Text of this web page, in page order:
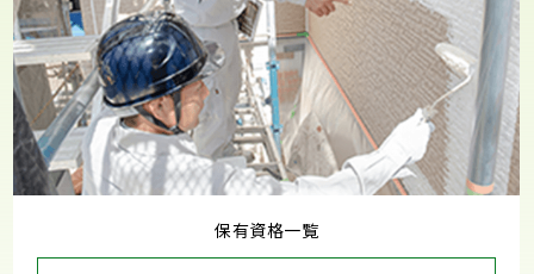
保有資格一覧